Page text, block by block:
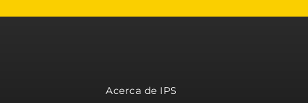
Acerca de IPS